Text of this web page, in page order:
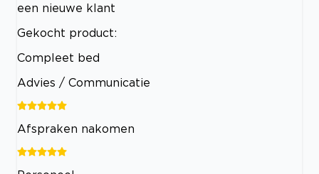
een nieuwe klant
Gekocht product:
Compleet bed
Advies / Communicatie
Afspraken nakomen